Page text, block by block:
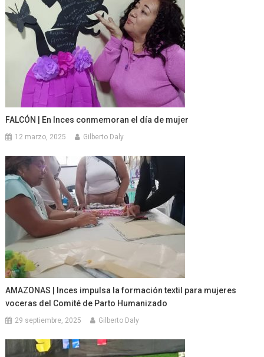
FALCÓN | En Inces conmemoran el día de mujer
12 marzo, 2025 Gilberto Daly
AMAZONAS | Inces impulsa la formación textil para mujeres
voceras del Comité de Parto Humanizado
29 septiembre, 2025 Gilberto Daly